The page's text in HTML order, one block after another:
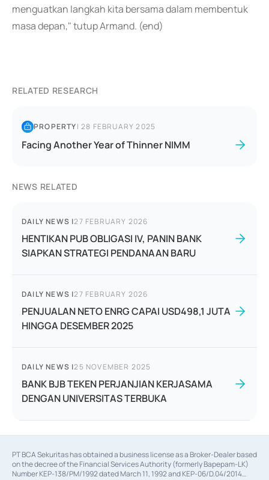
menguatkan langkah kita bersama dalam membentuk
masa depan," tutup Armand. (end)
RELATED RESEARCH
PROPERTY|28 FEBRUARY 2025
Facing Another Year of Thinner NIMM
NEWS RELATED
DAILY NEWS |27 FEBRUARY 2026
HENTIKAN PUB OBLIGASI IV, PANIN BANK
SIAPKAN STRATEGI PENDANAAN BARU
DAILY NEWS |27 FEBRUARY 2026
PENJUALAN NETO ENRG CAPAI USD498,1 JUTA
HINGGA DESEMBER 2025
DAILY NEWS |25 NOVEMBER 2025
BANK BJB TEKEN PERJANJIAN KERJASAMA
DENGAN UNIVERSITAS TERBUKA
PT BCA Sekuritas has obtained a business license as a Broker-Dealer based
on the decree of the Financial Services Authority (formerly Bapepam-LK)
Number KEP-138/PM/1992 dated March 11, 1992 and KEP-06/D.04/2014